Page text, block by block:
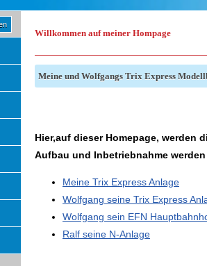
Willkommen auf meiner Hompage
Meine und Wolfgangs Trix Express
Hier,auf dieser Homepage, werden
Aufbau und Inbetriebnahme
Meine Trix Express Anlage
Wolfgang seine Trix Express
Wolfgang sein EFN
Ralf seine N-Anlage